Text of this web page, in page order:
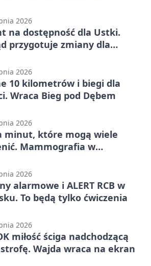
2026
na dostępność dla Ustki.
przygotuje zmiany dla
2026
10 kilometrów i biegi dla
Wraca Bieg pod Dębem
2026
minut, które mogą wiele
Mammografia w
2026
alarmowe i ALERT RCB w
To będą tylko ćwiczenia
2026
miłość ściga nadchodzącą
Wajda wraca na ekran